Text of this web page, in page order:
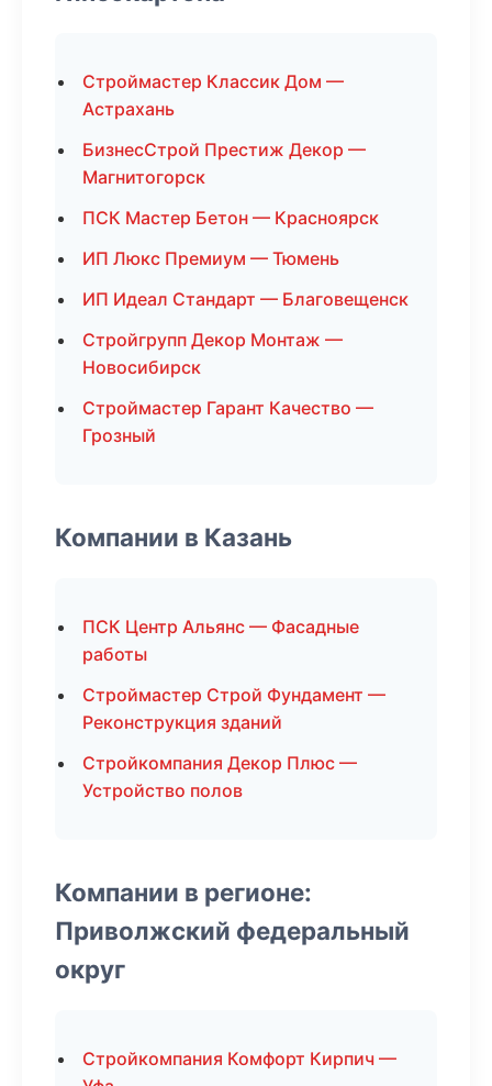
Строймастер Классик Дом —
Астрахань
БизнесСтрой Престиж Декор —
Магнитогорск
ПСК Мастер Бетон — Красноярск
ИП Люкс Премиум — Тюмень
ИП Идеал Стандарт — Благовещенск
Стройгрупп Декор Монтаж —
Новосибирск
Строймастер Гарант Качество —
Грозный
Компании в Казань
ПСК Центр Альянс — Фасадные
работы
Строймастер Строй Фундамент —
Реконструкция зданий
Стройкомпания Декор Плюс —
Устройство полов
Компании в регионе:
Приволжский федеральный
округ
Стройкомпания Комфорт Кирпич —